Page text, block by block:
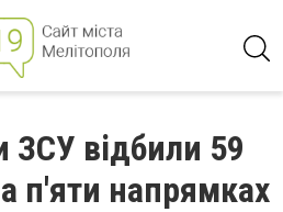
ЗСУ відбили 59
п'яти напрямках